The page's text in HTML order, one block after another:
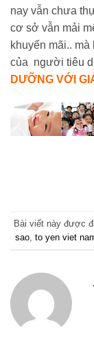
nay vẫn chưa
cơ sở vẫn mải
khuyến mãi..
của người tiêu
DƯỠNG VỚI
Bài viết này được
sao to yen viet